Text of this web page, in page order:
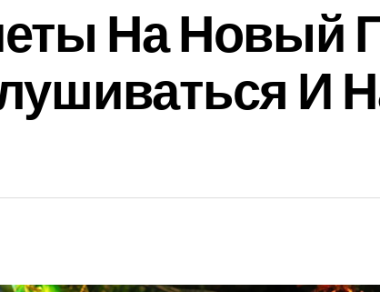
На Новый
И